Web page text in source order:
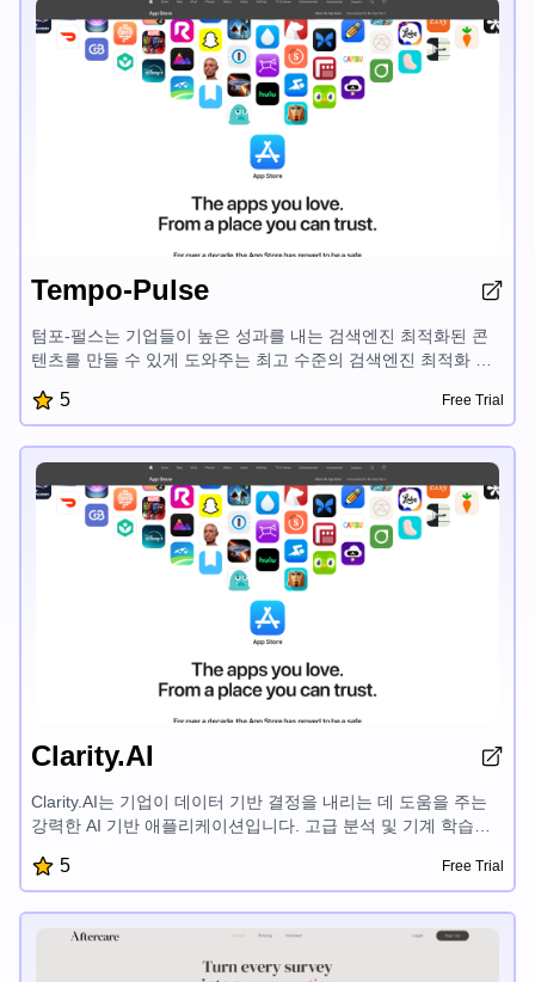
Tempo-Pulse
텀포-펄스는 기업들이 높은 성과를 내는 검색엔진 최적화된 콘
텐츠를 만들 수 있게 도와주는 최고 수준의 검색엔진 최적화 콘
으로 사용자들은 쉽게 매력적인 개요, 설명, 그리고 검색엔진에
서 잘 랭크되고 고객들의 관심을 끄는 기사를 생성할 수 있습니
5 Free Trial
Clarity.AI
Clarity.AI는 기업이 데이터 기반 결정을 내리는 데 도움을 주는
강력한 AI 기반 애플리케이션입니다. 고급 분석 및 기계 학습을
합적인 정보를 제공합니다. 직관적인 대시보드에는 맞춤형 보고
서와 시각화가 제공되어 숨겨진 기회를 발견하고 정보에 입각한
와 seamlessly 통합되어 기업 성과에 대한 전체적인 관점을 제공
합니다. 사용자 친화적인 인터페이스와 강력한 보안 기능으로
5 Free Trial